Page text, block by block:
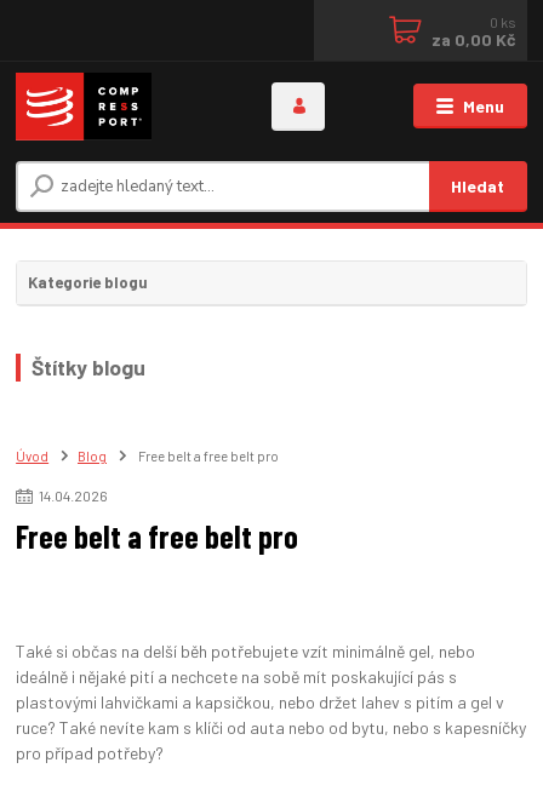
Menu
Hledat
0 ks
za 0,00 Kč
Kategorie blogu
Štítky blogu
Úvod Blog Free belt a free belt pro
14. 04. 2026
Free belt a free belt pro
Také si občas na delší běh potřebujete vzít minimálně gel, nebo
ideálně i nějaké pití a nechcete na sobě mít poskakující pás s
plastovými lahvičkami a kapsičkou, nebo držet lahev s pitím a gel v
ruce? Také nevíte kam s klíči od auta nebo od bytu, nebo s kapesníčky
pro případ potřeby?